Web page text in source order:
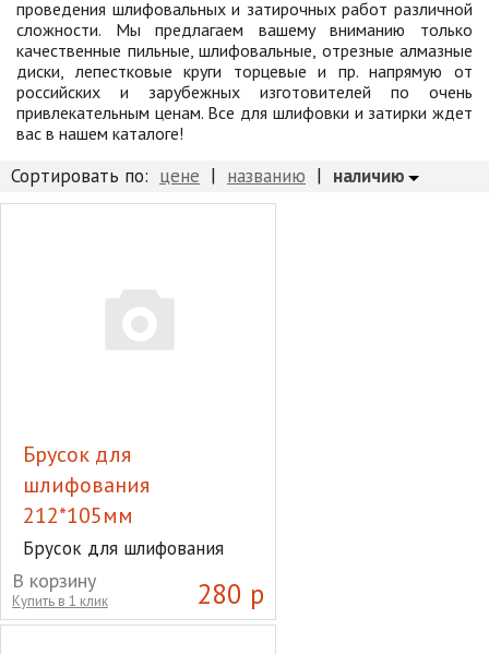
Товары для отдыха
Водоснабжение и полив
Пруды и бассейны
Спецодежда
Снегоуборочный инвентарь и реагенты
проведения шлифовальных и затирочных работ различной
сложности. Мы предлагаем вашему вниманию только
качественные пильные, шлифовальные, отрезные алмазные
диски, лепестковые круги торцевые и пр. напрямую от
российских и зарубежных изготовителей по очень
привлекательным ценам. Все для шлифовки и затирки ждет
вас в нашем каталоге!
Сортировать по: цене | названию | наличию
Брусок для
шлифования
212*105мм
Брусок для шлифования
212*105мм
280 р
В корзину
Купить в 1 клик